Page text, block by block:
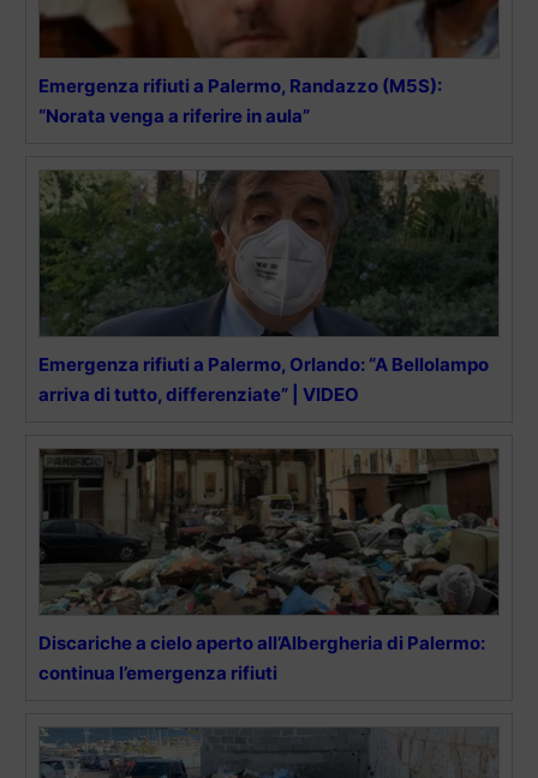
Emergenza rifiuti a Palermo, Randazzo (M5S):
“Norata venga a riferire in aula”
Emergenza rifiuti a Palermo, Orlando: “A Bellolampo
arriva di tutto, differenziate” | VIDEO
Discariche a cielo aperto all’Albergheria di Palermo:
continua l’emergenza rifiuti